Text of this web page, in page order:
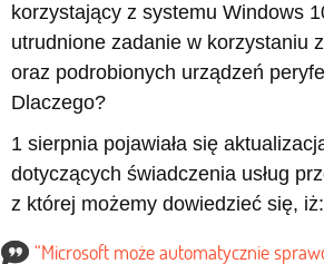
korzystający z systemu Windows
utrudnione zadanie w korzystaniu
oraz podrobionych urządzeń
Dlaczego?
1 sierpnia pojawiała się
dotyczących świadczenia usług
z której możemy dowiedzieć się, iż:
“Microsoft może automatycznie